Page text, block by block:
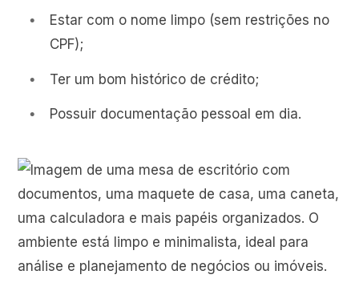
Estar com o nome limpo (sem restrições no
CPF);
Ter um bom histórico de crédito;
Possuir documentação pessoal em dia.